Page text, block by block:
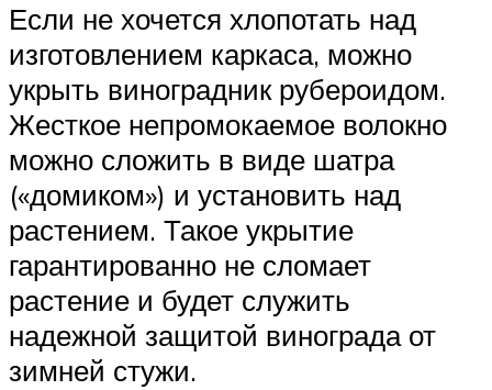
Если не хочется хлопотать над
изготовлением каркаса, можно
укрыть виноградник рубероидом.
Жесткое непромокаемое волокно
можно сложить в виде шатра
(«домиком») и установить над
растением. Такое укрытие
гарантированно не сломает
растение и будет служить
надежной защитой винограда от
зимней стужи.